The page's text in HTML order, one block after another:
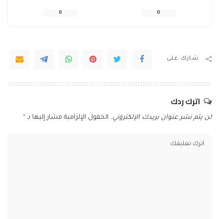
0
0
شارك على
اترك ردك
لن يتم نشر عنوان بريدك الإلكتروني. الحقول الإلزامية مشار إليها بـ *